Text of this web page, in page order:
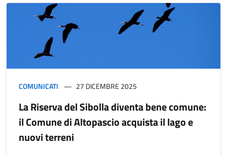
COMUNICATI 27 DICEMBRE 2025
La Riserva del Sibolla diventa bene comune:
il Comune di Altopascio acquista il lago e
nuovi terreni